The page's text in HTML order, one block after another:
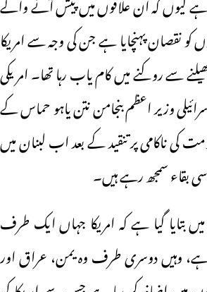
نقصان پہنچایا ہے جن کی وجہ سے امریکا
سے روکنے میں کام یاب رہا تھا۔ امریکی
وزیر اعظم بنجامن نتن یاہو حماس کے
کی ناکامی پر تنقید کے بعد اب لبنان میں
بقاء سمجھ رہے ہیں۔
بتایا گیا ہے کہ امریکا جہاں ایک طرف
ہے، وہیں دوسری طرف وہ یمن، عراق اور